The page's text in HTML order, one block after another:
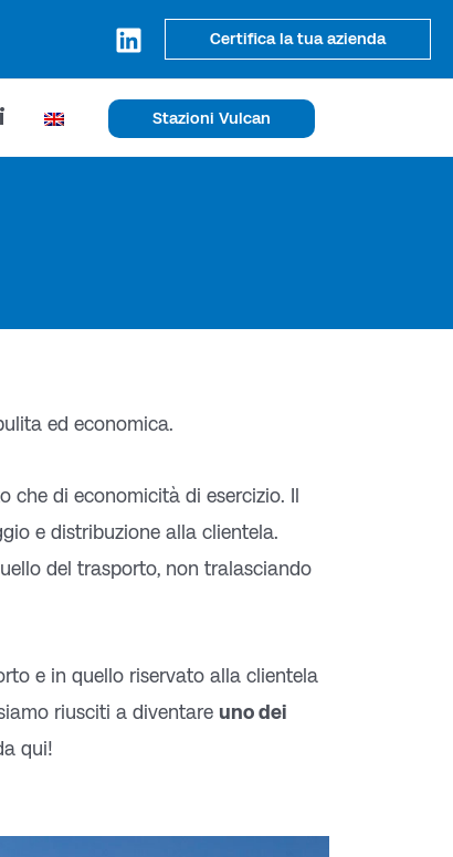
Certifica la tua azienda
Stazioni Vulcan
ed economica.
che di economicità di esercizio. Il
e distribuzione alla clientela.
del trasporto, non tralasciando
e in quello riservato alla clientela
riusciti a diventare uno dei
qui!